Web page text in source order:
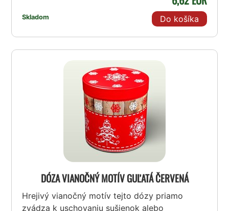
Skladom Do košíka
DÓZA VIANOČNÝ MOTÍV GUĽATÁ ČERVENÁ
Hrejivý vianočný motív tejto dózy priamo
zvádza k uschovaniu sušienok alebo